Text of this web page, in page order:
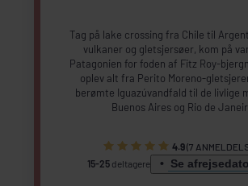
Tag på lake crossing fra Chile til
vulkaner og gletsjersøer, kom på
Patagonien for foden af Fitz Roy-
oplev alt fra Perito Moreno-
berømte Iguazúvandfald til de livlige
Buenos Aires og Rio de
4.9(7
15-25deltagere Se